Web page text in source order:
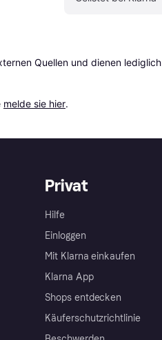
Quellen und dienen lediglich
melde sie hier.
Privat
Hilfe
Einloggen
Mit Klarna einkaufen
Klarna App
Shops entdecken
Käuferschutzrichtlinie